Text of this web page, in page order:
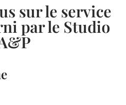
sur le service
par le Studio